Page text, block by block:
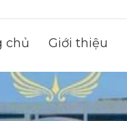
chủ Giới thiệu